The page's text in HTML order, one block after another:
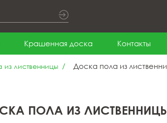
Крашенная доска Контакты
из лиственницы Доска пола из
ПОЛА ИЗ ЛИСТВЕННИЦЫ